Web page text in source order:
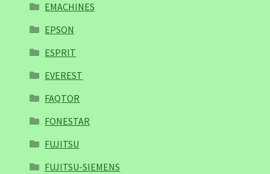
EMACHINES
EPSON
ESPRIT
EVEREST
FAQTOR
FONESTAR
FUJITSU
FUJITSU-SIEMENS